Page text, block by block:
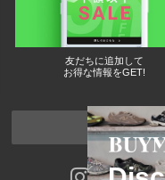
友だちに追加して
お得な情報をGET!